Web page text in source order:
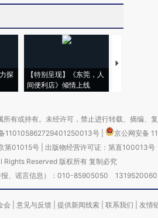
探
【特别呈现】《东莞，人
间便利店》倾情上线
【推广】走
有或持有。未经许可，禁止进行转载、摘编、
110105862729401250013号
京公网安备
第01015号| 出版物经营许可证：第直100013号
Rights Reserved 版权所有 复制必究
报、谣言信息）：010-85905050
会 意见与反馈 提供新闻线索 联系我们 友情